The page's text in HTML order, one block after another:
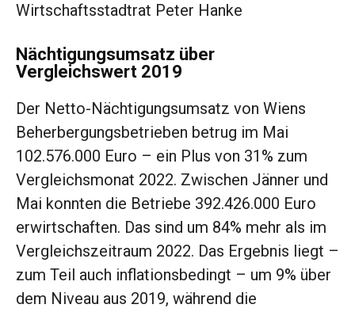
Wirtschaftsstadtrat Peter Hanke
Nächtigungsumsatz über
Vergleichswert 2019
Der Netto-Nächtigungsumsatz von Wiens
Beherbergungsbetrieben betrug im Mai
102.576.000 Euro – ein Plus von 31% zum
Vergleichsmonat 2022. Zwischen Jänner und
Mai konnten die Betriebe 392.426.000 Euro
erwirtschaften. Das sind um 84% mehr als im
Vergleichszeitraum 2022. Das Ergebnis liegt –
zum Teil auch inflationsbedingt – um 9% über
dem Niveau aus 2019, während die